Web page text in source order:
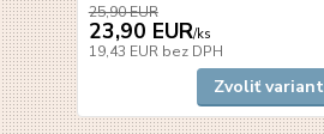
25,90 EUR
23,90 EUR/ks
19,43 EUR bez DPH
Zvoliť variant